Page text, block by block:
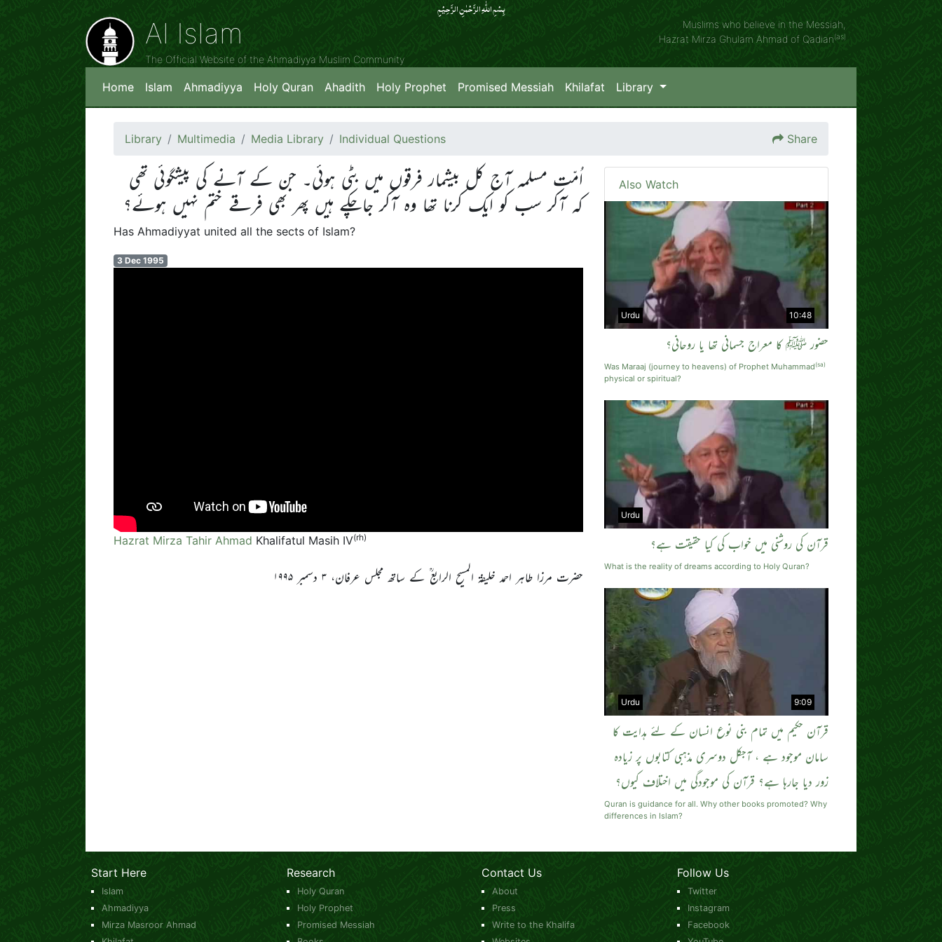
بِسۡمِ اللّٰہِ الرَّحۡمٰنِ الرَّحِیۡمِِ
Al Islam
The Official Website of the Ahmadiyya Muslim Community
Muslims who believe in the Messiah,
Hazrat Mirza Ghulam Ahmad of Qadian(as)
Home Islam Ahmadiyya Holy Quran Ahadith Holy Prophet Promised Messiah Khilafat Library
Library Multimedia Media Library Individual Questions Share
اُمّت مسلمہ آج کل بیشمار فرقوں میں بٹی ہوئی۔ جن کے آنے کی پیشگوئی تھی
کہ آکر سب کو ایک کرنا تھا وہ آکر جاچکے ہیں پھر بھی فرقے ختم نہیں ہوئے؟
Has Ahmadiyyat united all the sects of Islam?
3 Dec 1995
Hazrat Mirza Tahir Ahmad Khalifatul Masih IV(rh)
حضرت مرزا طاہر احمد خلیفۃ المسیح الرابع ؒ کے ساتھ مجلس عرفان، ۳ دسمبر ۱۹۹۵
Also Watch
10:48
Urdu
حضور ﷺ کا معراج جسمانی تھا یا روحانی؟
Was Maraaj (journey to heavens) of Prophet Muhammad (sa)
physical or spiritual?
Urdu
قرآن کی روشنی میں خواب کی کیا حقیقت ہے؟
What is the reality of dreams according to Holy Quran?
9:09
Urdu
قرآن حکیم میں تمام بنی نوع انسان کے لئے ہدایت کا
سامان موجود ہے ، آجکل دوسری مذہبی کتابوں پر زیادہ
زور دیا جارہا ہے؟ قرآن کی موجودگی میں اختلاف کیوں؟
Quran is guidance for all. Why other books promoted? Why
differences in Islam?
Start Here
Islam
Ahmadiyya
Mirza Masroor Ahmad
Research
Holy Quran
Holy Prophet
Promised Messiah
Contact Us
About
Press
Write to the Khalifa
Follow Us
Twitter
Instagram
Facebook